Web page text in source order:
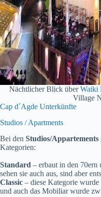
Nächtlicher Blick überWaiki
Village
Cap d´Agde Unterkünfte
Studios / Apartments
Bei den Studios/Appartements
Kategorien:
Standard – erbaut in den
sehen sie auch aus, sind aber
Classic – diese Kategorie
und auch das Mobiliar wurde